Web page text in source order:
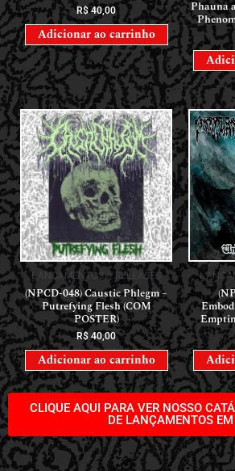
R$40,00
Adicionar ao carrinho
Phauna
LANÇAMENTOS // RELEASES
(NPCD-048) Caustic Phlegm –
Putrefying Flesh (COM
POSTER)
R$ 40,00
Adicionar ao carrinho
CLIQUE AQUI PARA VER NOSSO
DE LANÇAMENTOS